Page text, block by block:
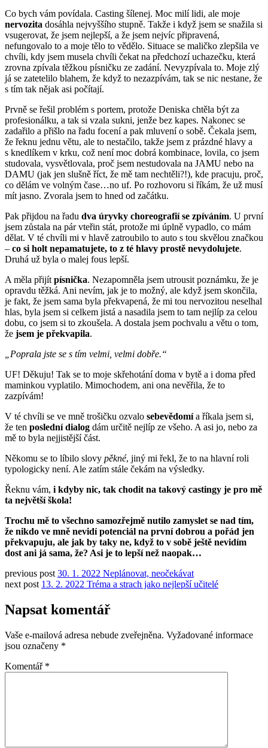
Co bych vám povídala. Casting šílenej. Moc milí lidi, ale moje
nervozita dosáhla nejvyššího stupně. Takže i když jsem se snažila si
vsugerovat, že jsem nejlepší, a že jsem nejvíc připravená,
nefungovalo to a moje tělo to vědělo. Situace se maličko zlepšila ve
chvíli, kdy jsem musela chvíli čekat na předchozí uchazečku, která
zrovna zpívala těžkou písničku ze zadání. Nevyzpívala to. Moje zlý
já se zatetelilo blahem, že když to nezazpívám, tak se nic nestane, že
s tím tak nějak asi počítají.
Prvně se řešil problém s portem, protože Deniska chtěla být za
profesionálku, a tak si vzala sukni, jenže bez kapes. Nakonec se
zadařilo a přišlo na řadu focení a pak mluvení o sobě. Čekala jsem,
že řeknu jednu větu, ale to nestačilo, takže jsem z prázdné hlavy a
s knedlíkem v krku, což není moc dobrá kombinace, lovila, co jsem
studovala, vysvětlovala, proč jsem nestudovala na JAMU nebo na
DAMU (jak jen slušně říct, že mě tam nechtěli?!), kde pracuju, proč,
co dělám ve volným čase…no uf. Po rozhovoru si říkám, že už musí
mít jasno. Zvorala jsem to hned od začátku.
Pak přijdou na řadu dva úryvky choreografií se zpíváním. U první
jsem zůstala na pár vteřin stát, protože mi úplně vypadlo, co mám
dělat. V té chvíli mi v hlavě zatroubilo to auto s tou skvělou značkou
– co si holt nepamatujete, to z té hlavy prostě nevydolujete.
Druhá už byla o malej fous lepší.
A měla přijít písnička. Nezapomněla jsem utrousit poznámku, že je
opravdu těžká. Ani nevím, jak je to možný, ale když jsem skončila,
je fakt, že jsem sama byla překvapená, že mi tou nervozitou neselhal
hlas, byla jsem si celkem jistá a nasadila jsem to tam nejlíp za celou
dobu, co jsem si to zkoušela. A dostala jsem pochvalu a větu o tom,
že jsem je překvapila.
„Poprala jste se s tím velmi, velmi dobře.“
UF! Děkuju! Tak se to moje skřehotání doma v bytě a i doma před
maminkou vyplatilo. Mimochodem, ani ona nevěřila, že to
zazpívám!
V té chvíli se ve mně trošičku ozvalo sebevědomía říkala jsem si,
že ten poslední dialog dám určitě nejlíp ze všeho. A asi jo, nebo za
mě to byla nejjistější část.
Někomu se to líbilo slovy pěkné, jiný mi řekl, že to na hlavní roli
typologicky není. Ale zatím stále čekám na výsledky.
Řeknu vám, i kdyby nic, tak chodit na takový castingy je pro mě
ta největší škola!
Trochu mě to všechno samozřejmě nutilo zamyslet se nad tím,
že nikdo ve mně nevidí potenciál na první dobrou a pořád jen
překvapuju, ale jak by taky ne, když to v sobě ještě nevidím
dost ani já sama, že? Asi je to lepší než naopak…
previous post 30. 1. 2022 Neplánovat, neočekávat
next post 13. 2. 2022 Tréma a strach jako nejlepší učitelé
Napsat komentář
Vaše e-mailová adresa nebude zveřejněna. Vyžadované informace
jsou označeny *
Komentář *